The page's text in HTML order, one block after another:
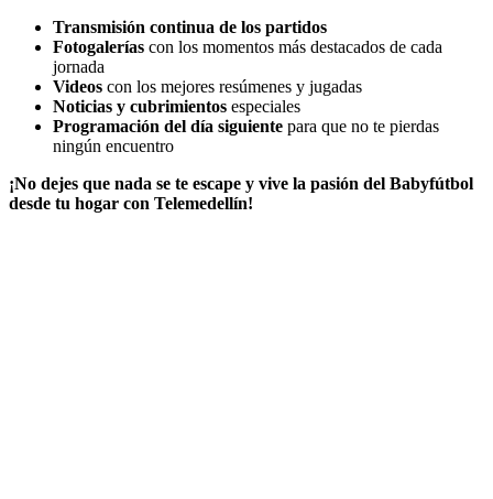
Transmisión continua de los partidos
Fotogalerías con los momentos más destacados de cada
jornada
Videos con los mejores resúmenes y jugadas
Noticias y cubrimientos especiales
Programación del día siguiente para que no te pierdas
ningún encuentro
¡No dejes que nada se te escape y vive la pasión del Babyfútbol
desde tu hogar con Telemedellín!